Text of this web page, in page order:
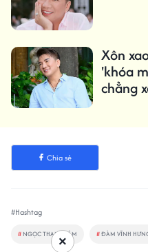
Xôn
'khóa
chẳng
Chia sẻ
#Hashtag
# NGỌC THANH TÂM #ĐÀM VĨNH
×